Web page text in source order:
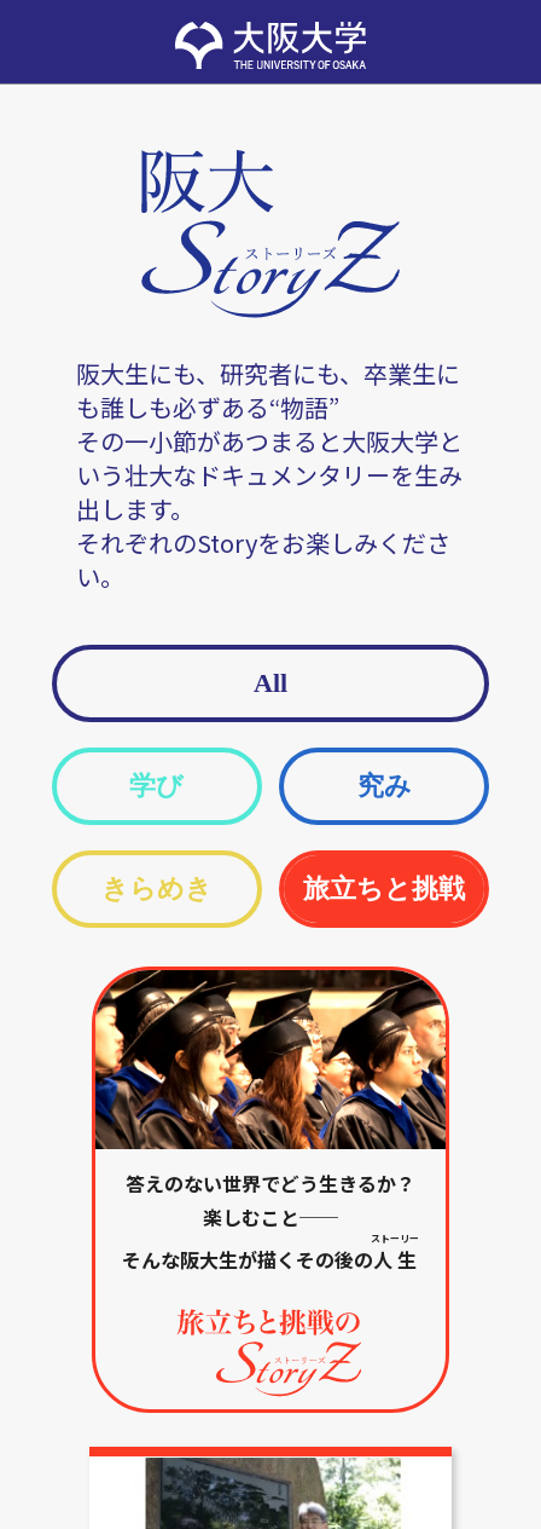
阪大生にも、研究者にも、卒業生に
も誰しも必ずある“物語”
その一小節があつまると大阪大学と
いう壮大なドキュメンタリーを生み
出します。
それぞれのStoryをお楽しみくださ
い。
All
学び 究み
きらめき 旅立ちと挑戦
答えのない世界でどう生きるか？
楽しむこと──
そんな阪大生が描くその後の人生
ストーリー